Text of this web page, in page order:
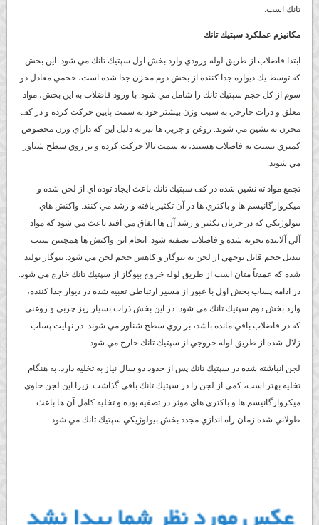
تانك است.
مكانيزم عملكرد سپتيك تانك
ابتدا فاضلاب از طريق لوله ورودي وارد بخش اول سپتيك تانك مي شود. اين بخش
كه توسط يك ديواره جدا كننده از بخش دوم مخزن جدا شده است، حجمي معادل دو
سوم از كل حجم سپتيك تانك را شامل مي شود. با ورود فاضلاب به اين بخش، مواد
معلق و ذرات خارجي به سبب وزن بيشتر خود به سمت پايين حركت كرده و در كف
مخزن ته نشين مي شوند. روغن و چربي ها نيز به دليل اين كه داراي وزن مخصوص
كمتري نسبت به فاضلاب هستند، به سمت بالا حركت كرده و بر روي سطح شناور
مي شوند.
تجمع مواد ته نشين شده در كف سپتيك تانك باعث ايجاد توده اي از لجن شده و
ميكروارگانيسم ها و باكتري ها در آن تكثير يافته و رشد مي كنند. واكنش هاي
بيولوژيكي كه در جريان تكثير و رشد آن ها اتفاق مي افتد باعث مي شود كه مواد
آلي آلاينده تجزيه شده و فاضلاب تصفيه شود. انجام اين واكنش ها همچنين سبب
تبديل حجم قابل توجهي از لجن به بيوگاز و كاهش حجم لجن مي شود. بيوگاز توليد
شده كه عمدتاً متان است از طريق لوله خروج بيوگاز از سپتيك تانك خارج مي شود.
در ادامه پساب بخش اول با عبور از مسير ارتباطي تعبيه شده در ديوار جدا كننده،
وارد بخش دوم سپتيك تانك مي شود. در اين بخش ذرات بسيار ريز چربي و روغني
كه در فاضلاب باقي مانده باشد، بر روي سطح شناور مي شوند. در نهايت پساب
زلال شده از طريق لوله خروجي از سپتيك تانك خارج مي شود.
لجن انباشته شده در سپتيك تانك پس از حدود دو سال نياز به تخليه دارد. به هنگام
تخليه بهتر است، كمي از لجن را در سپتيك تانك باقي گذاشت. زيرا اين لجن حاوي
ميكروارگانيسم ها و باكتري هاي موثر در تصفيه بوده و تخليه كامل آن ها باعث
طولاني شده زمان راه اندازي مجدد بخش بيولوژيكي سپتيك تانك مي شود.